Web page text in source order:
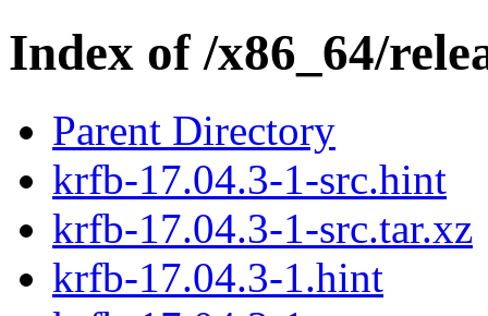
Index of /x86_64/
Parent Directory
krfb-17.04.3-1-src.hint
krfb-17.04.3-1-src.tar.xz
krfb-17.04.3-1.hint